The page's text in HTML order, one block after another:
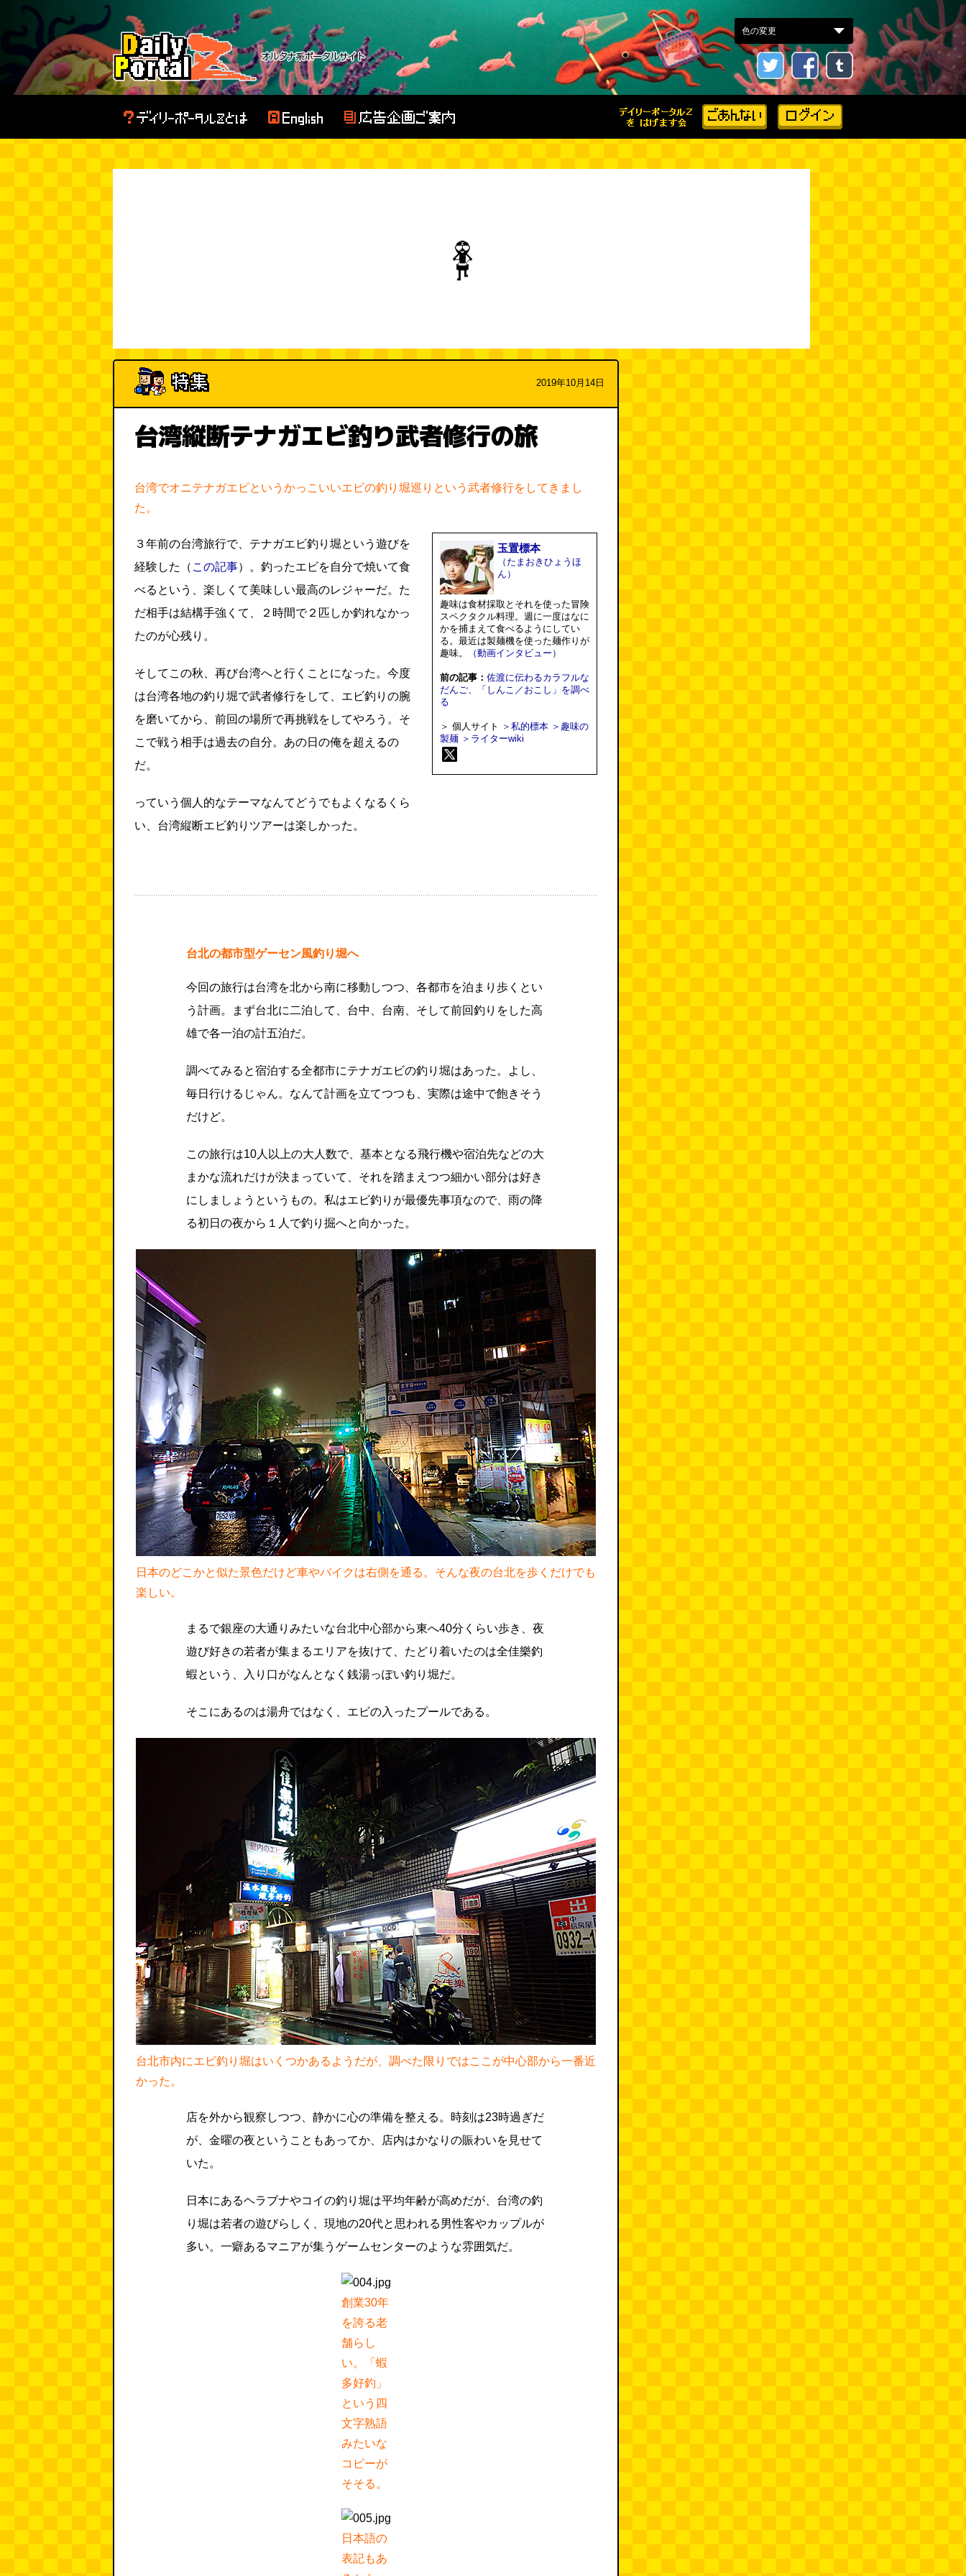
2019年10月14日
台湾縦断テナガエビ釣り武者修行の旅
台湾でオニテナガエビというかっこいいエビの釣り堀巡りという武者修行をしてきまし
た。
３年前の台湾旅行で、テナガエビ釣り堀という遊びを
経験した（ この記事）。釣ったエビを自分で焼いて食
べるという、楽しくて美味しい最高のレジャーだ。た
だ相手は結構手強くて、２時間で２匹しか釣れなかっ
たのが心残り。
そしてこの秋、再び台湾へと行くことになった。今度
は台湾各地の釣り堀で武者修行をして、エビ釣りの腕
を磨いてから、前回の場所で再挑戦をしてやろう。そ
こで戦う相手は過去の自分。あの日の俺を超えるの
だ。
っていう個人的なテーマなんてどうでもよくなるくら
い、台湾縦断エビ釣りツアーは楽しかった。
玉置標本
（たまおきひょうほ
ん）
趣味は食材採取とそれを使った冒険
スペクタクル料理。週に一度はなに
かを捕まえて食べるようにしてい
る。最近は製麺機を使った麺作りが
趣味。
（動画インタビュー）
前の記事： 佐渡に伝わるカラフルな
だんご、「しんこ／おこし」を調べ
る
＞ 個人サイト ＞私的標本 ＞趣味の
製麺 ＞ライターwiki
台北の都市型ゲーセン風釣り堀へ
今回の旅行は台湾を北から南に移動しつつ、各都市を泊まり歩くとい
う計画。まず台北に二泊して、台中、台南、そして前回釣りをした高
雄で各一泊の計五泊だ。
調べてみると宿泊する全都市にテナガエビの釣り堀はあった。よし、
毎日行けるじゃん。なんて計画を立てつつも、実際は途中で飽きそう
だけど。
この旅行は10人以上の大人数で、基本となる飛行機や宿泊先などの大
まかな流れだけが決まっていて、それを踏まえつつ細かい部分は好き
にしましょうというもの。私はエビ釣りが最優先事項なので、雨の降
る初日の夜から１人で釣り掘へと向かった。
日本のどこかと似た景色だけど車やバイクは右側を通る。そんな夜の台北を歩くだけでも
楽しい。
まるで銀座の大通りみたいな台北中心部から東へ40分くらい歩き、夜
遊び好きの若者が集まるエリアを抜けて、たどり着いたのは全佳樂釣
蝦という、入り口がなんとなく銭湯っぽい釣り堀だ。
そこにあるのは湯舟ではなく、エビの入ったプールである。
台北市内にエビ釣り堀はいくつかあるようだが、調べた限りではここが中心部から一番近
かった。
店を外から観察しつつ、静かに心の準備を整える。時刻は23時過ぎだ
が、金曜の夜ということもあってか、店内はかなりの賑わいを見せて
いた。
日本にあるヘラブナやコイの釣り堀は平均年齢が高めだが、台湾の釣
り堀は若者の遊びらしく、現地の20代と思われる男性客やカップルが
多い。一癖あるマニアが集うゲームセンターのような雰囲気だ。
創業30年
を誇る老
舗らし
い。「蝦
多好釣」
という四
文字熟語
みたいな
コピーが
そそる。
日本語の
表記もあ